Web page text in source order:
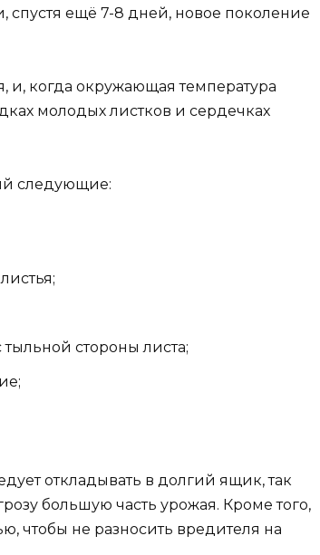
спустя ещё 7-8 дней, новое поколение
и, когда окружающая температура
молодых листков и сердечках
следующие:
тыльной стороны листа;
откладывать в долгий ящик, так
большую часть урожая. Кроме того,
чтобы не разносить вредителя на